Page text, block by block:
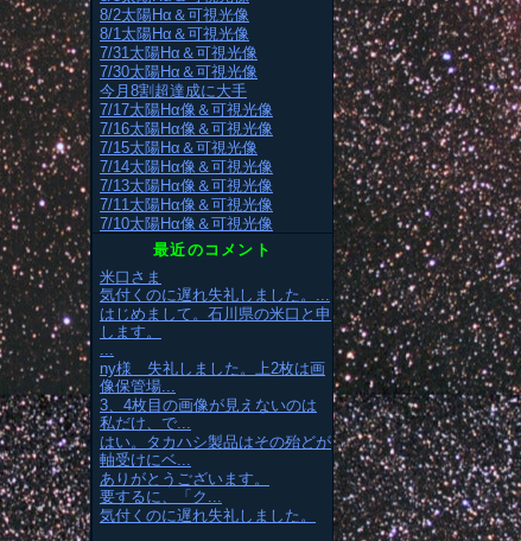
8/2太陽Hα＆可視光像
8/1太陽Hα＆可視光像
7/31太陽Hα＆可視光像
7/30太陽Hα＆可視光像
今月8割超達成に大手
7/17太陽Hα像＆可視光像
7/16太陽Hα像＆可視光像
7/15太陽Hα＆可視光像
7/14太陽Hα像＆可視光像
7/13太陽Hα像＆可視光像
7/11太陽Hα像＆可視光像
7/10太陽Hα像＆可視光像
最近のコメント
米口さま
気付くのに遅れ失礼しました。...
はじめまして。石川県の米口と申
します。
...
ny様 失礼しました。上2枚は画
像保管場...
3、4枚目の画像が見えないのは
私だけ、で...
はい。タカハシ製品はその殆どが
軸受けにベ...
ありがとうございます。
要するに、「ク...
気付くのに遅れ失礼しました。